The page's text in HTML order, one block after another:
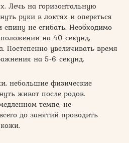
Лечь на горизонтальную
руки в локтях и опереться
не сгибать. Необходимо
на 40 секунд,
Постепенно увеличивать время
на 5-6 секунд.
небольшие физические
живот после родов.
темпе, не
до занятий проводить